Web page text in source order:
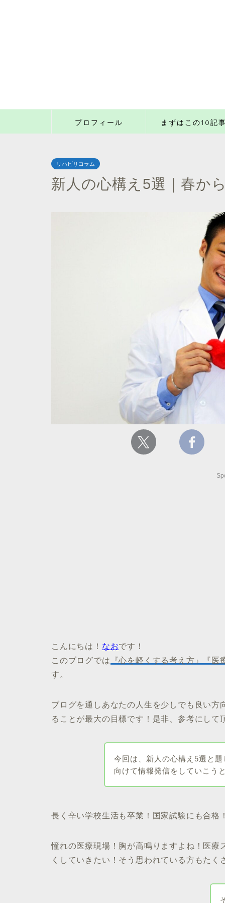
プロフィール まずはこの10記
リハビリコラム
新人の心構え5選｜春か
こんにちは！ なおです！
このブログでは 『心を軽くする考え方』『医
す。
ブログを通しあなたの人生を少しでも良い方
ることが最大の目標です！是非、参考にし
今回は、新人の心構え5選と
向けて情報発信をしていこう
長く辛い学校生活も卒業！国家試験にも合格
憧れの医療現場！胸が高鳴りますよね！医
くしていきたい！そう思われている方もたく